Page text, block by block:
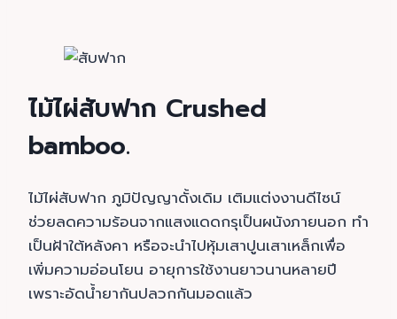
ไม้ไผ่สับฟาก Crushed
bamboo.
ไม้ไผ่สับฟาก ภูมิปัญญาดั้งเดิม เติมแต่งงานดีไซน์
ช่วยลดความร้อนจากแสงแดดกรุเป็นผนังภายนอก ทำ
เป็นฝ้าใต้หลังคา หรือจะนำไปหุ้มเสาปูนเสาเหล็กเพื่อ
เพิ่มความอ่อนโยน อายุการใช้งานยาวนานหลายปี
เพราะอัดน้ำยากันปลวกกันมอดแล้ว